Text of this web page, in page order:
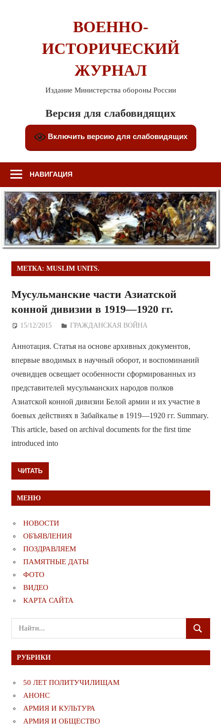
ВОЕННО-
ИСТОРИЧЕСКИЙ
ЖУРНАЛ
Издание Министерства обороны России
Версия для слабовидящих
Включить версию для слабовидящих
НАВИГАЦИЯ
МЕТКА: MUSLIM UNITS.
Мусульманские части Азиатской
конной дивизии в 1919—1920 гг.
15/12/2015 Дежурный по Редакции
ГРАЖДАНСКАЯ ВОЙНА
Аннотация. Статья на основе архивных документов,
впервые вводимых в научный оборот, и воспоминаний
очевидцев освещает особенности сформированных из
представителей мусульманских народов полков
Азиатской конной дивизии Белой армии и их участие в
боевых действиях в Забайкалье в 1919—1920 гг. Summary.
This article, based on archival documents for the first time
introduced into
ЧИТАТЬ
МЕНЮ
НОВОСТИ
ОБЪЯВЛЕНИЯ
ПОЗДРАВЛЯЕМ
ПАМЯТНЫЕ ДАТЫ
ФОТО
ВИДЕО
КАРТА САЙТА
Поиск
для:
ПОИСК
РУБРИКИ
50 ЛЕТ ПОЛИТУЧИЛИЩАМ
АНОНС
АРМИЯ И КУЛЬТУРА
АРМИЯ И ОБЩЕСТВО